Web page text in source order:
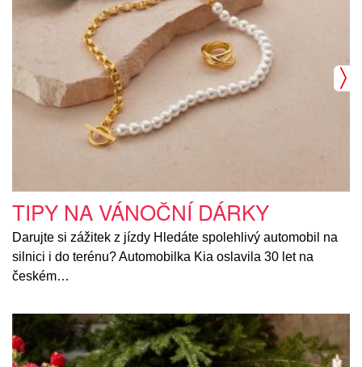
TIPY NA VÁNOČNÍ DÁRKY
Darujte si zážitek z jízdy Hledáte spolehlivý automobil na
silnici i do terénu? Automobilka Kia oslavila 30 let na
českém…